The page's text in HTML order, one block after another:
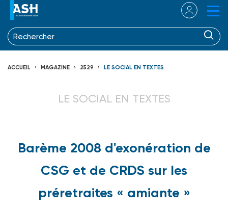
ACCUEIL MAGAZINE 2529 LE SOCIAL EN TEXTES
LE SOCIAL EN TEXTES
Barème 2008 d'exonération de
CSG et de CRDS sur les
préretraites « amiante »